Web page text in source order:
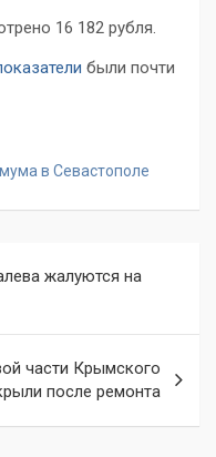
16 182 рубля.
были почти
в Севастополе
жалуются на
части Крымского
после ремонта